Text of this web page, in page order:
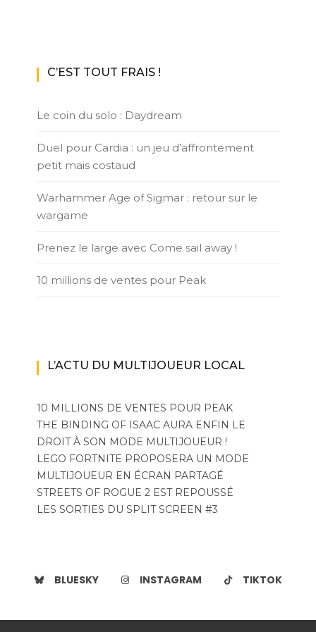
C’EST TOUT FRAIS !
Le coin du solo : Daydream
Duel pour Cardia : un jeu d’affrontement
petit mais costaud
Warhammer Age of Sigmar : retour sur le
wargame
Prenez le large avec Come sail away !
10 millions de ventes pour Peak
L’ACTU DU MULTIJOUEUR LOCAL
10 MILLIONS DE VENTES POUR PEAK
THE BINDING OF ISAAC AURA ENFIN LE
DROIT À SON MODE MULTIJOUEUR !
LEGO FORTNITE PROPOSERA UN MODE
MULTIJOUEUR EN ÉCRAN PARTAGÉ
STREETS OF ROGUE 2 EST REPOUSSÉ
LES SORTIES DU SPLIT SCREEN #3
BLUESKY INSTAGRAM TIKTOK